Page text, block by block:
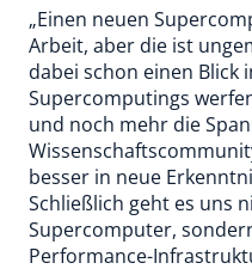
„Einen neuen
Arbeit, aber die ist
dabei schon einen Blick
Supercomputings
und noch mehr die
besser in neue
Schließlich geht es uns
Supercomputer,
Performance-